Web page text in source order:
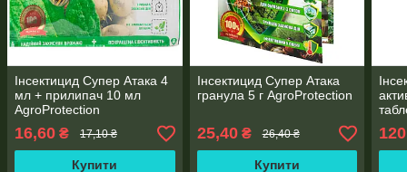
Інсектицид Супер Атака 4
мл + прилипач 10 мл
AgroProtection
16,60 ₴ 17,10 ₴
Купити
Інсектицид Супер Атака
гранула 5 г AgroProtection
25,40₴ 26,40 ₴
Купити